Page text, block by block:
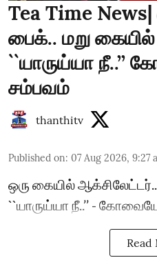
Tea Time
பைக்.. மறு கையில்
``யாருய்யா நீ..’’
சம்பவம்
thanthitv
Published on: 07 Aug 2026, 9:27
ஒரு கையில்
``யாருய்யா நீ..’’ -
Read